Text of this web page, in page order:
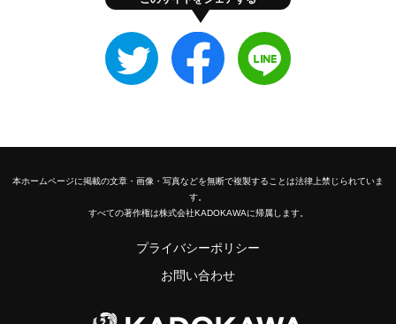
Twitter
で
る
Facebook
で
る
で
る
本ホームページに掲載の文章・画像・写真などを無断で複製することは法律上禁じられていま
す。
すべての著作権は株式会社KADOKAWAに帰属します。
プライバシーポリシー
お問い合わせ